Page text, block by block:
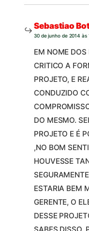
Sebastiao
30 de junho de 2014 às
EM NOME DOS
CRITICO A
PROJETO, E
CONDUZIDO
DO MESMO.
PROJETO E É
,NO BOM
HOUVESSE
ESTARIA BEM
GERENTE, O
DESSE